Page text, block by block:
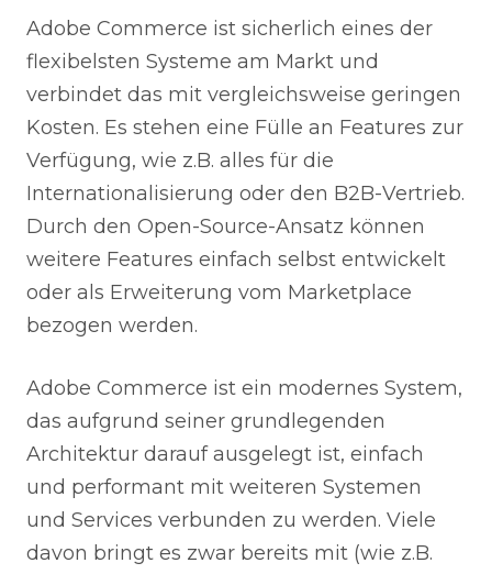
Adobe Commerce ist sicherlich eines der
flexibelsten Systeme am Markt und
verbindet das mit vergleichsweise geringen
Kosten. Es stehen eine Fülle an Features zur
Verfügung, wie z.B. alles für die
Internationalisierung oder den B2B-Vertrieb.
Durch den Open-Source-Ansatz können
weitere Features einfach selbst entwickelt
oder als Erweiterung vom Marketplace
bezogen werden.
Adobe Commerce ist ein modernes System,
das aufgrund seiner grundlegenden
Architektur darauf ausgelegt ist, einfach
und performant mit weiteren Systemen
und Services verbunden zu werden. Viele
davon bringt es zwar bereits mit (wie z.B.